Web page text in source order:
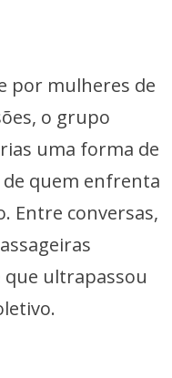
por mulheres de
o grupo
uma forma de
quem enfrenta
Entre conversas,
ultrapassou